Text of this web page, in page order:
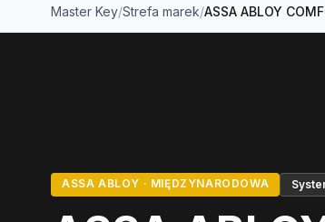
Master Key/Strefa marek/ASSA ABLOY
ASSA ABLOY · MIĘDZYNARODOWA